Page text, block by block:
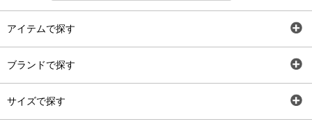
Instagram
アイテムで探す
ブランドで探す
サイズで探す